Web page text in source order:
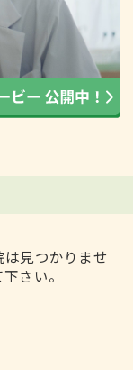
見つかりませ
さい。